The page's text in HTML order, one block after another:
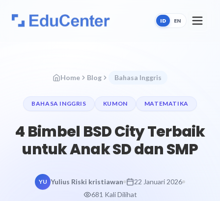
ID EN
Home Blog Bahasa Inggris
BAHASA INGGRIS KUMON MATEMATIKA
4 Bimbel BSD City Terbaik
untuk Anak SD dan SMP
YU Yulius Riski kristiawan
22 Januari 2026
681 Kali Dilihat